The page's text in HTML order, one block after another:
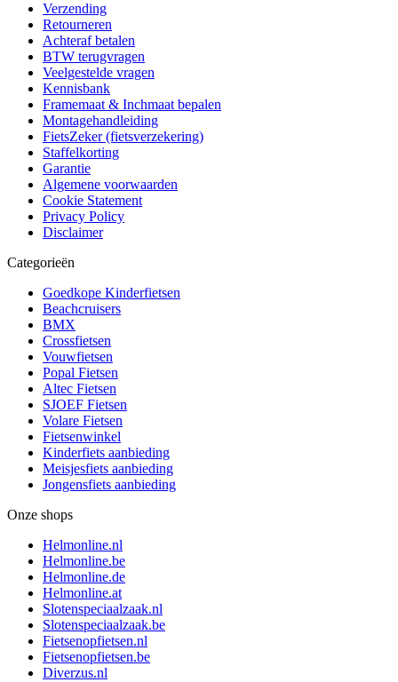
Verzending
Retourneren
Achteraf betalen
BTW terugvragen
Veelgestelde vragen
Kennisbank
Framemaat & Inchmaat bepalen
Montagehandleiding
FietsZeker (fietsverzekering)
Staffelkorting
Garantie
Algemene voorwaarden
Cookie Statement
Privacy Policy
Disclaimer
Categorieën
Goedkope Kinderfietsen
Beachcruisers
BMX
Crossfietsen
Vouwfietsen
Popal Fietsen
Altec Fietsen
SJOEF Fietsen
Volare Fietsen
Fietsenwinkel
Kinderfiets aanbieding
Meisjesfiets aanbieding
Jongensfiets aanbieding
Onze shops
Helmonline.nl
Helmonline.be
Helmonline.de
Helmonline.at
Slotenspeciaalzaak.nl
Slotenspeciaalzaak.be
Fietsenopfietsen.nl
Fietsenopfietsen.be
Diverzus.nl